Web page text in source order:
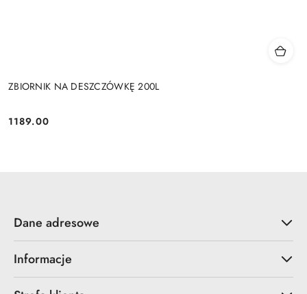
ZBIORNIK NA DESZCZÓWKĘ 200L
Cena:
1189.00
Dane adresowe
Informacje